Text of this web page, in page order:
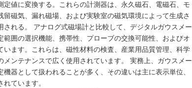
値に変換する。これらの計測器は、永久磁石、電磁石、モ
磁気、漏れ磁場、および実験室の磁気環境によって生成さ
れる。 アナログ式磁場計と比較して、デジタルガウスメー
囲の選択機能、携帯性、プローブの交換可能性、およびオ
ます。これらは、磁性材料の検査、産業用品質管理、科学
ンテナンスで広く使用されています。 実務上、ガウスメー
器として扱われることが多く、その違いは主に表示単位、
ています。